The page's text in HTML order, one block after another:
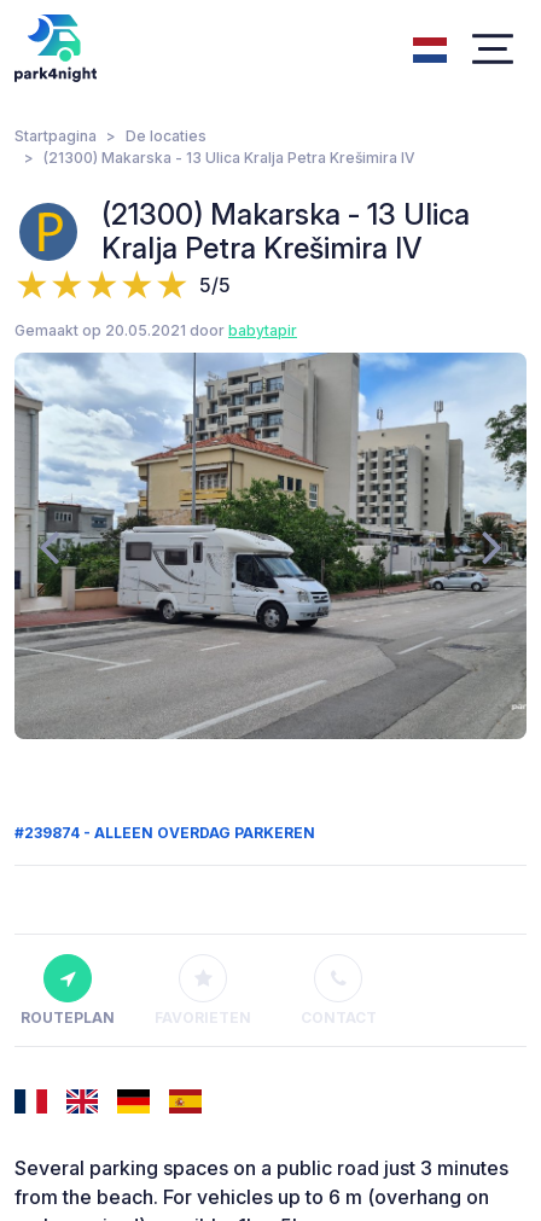
Startpagina
De locaties
(21300) Makarska - 13 Ulica Kralja Petra Krešimira IV
(21300) Makarska - 13 Ulica
Kralja Petra Krešimira IV
5/5
Gemaakt op 20.05.2021 door babytapir
#239874 - ALLEEN OVERDAG PARKEREN
ROUTEPLAN FAVORIETEN CONTACT
Several parking spaces on a public road just 3 minutes
from the beach. For vehicles up to 6 m (overhang on